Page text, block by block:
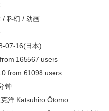
幻 / 动画
07-16(日本)
165567 users
from 61098 users
钟
Katsuhiro Ôtomo